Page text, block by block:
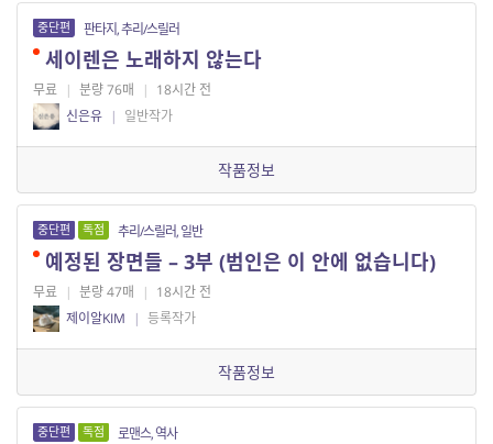
중단편 판타지, 추리/스릴러
세이렌은 노래하지 않는다
무료 | 분량 76매 | 18시간 전
신은유 | 일반작가
작품정보
중단편 독점 추리/스릴러, 일반
예정된 장면들 – 3부 (범인은 이 안에 없습니다)
무료 | 분량 47매 | 18시간 전
제이알KIM
| 등록작가
작품정보
중단편 독점 로맨스, 역사